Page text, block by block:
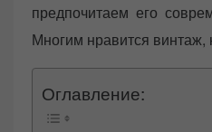
n
предпочитаем его
Многим нравится винтаж,
Оглавление: